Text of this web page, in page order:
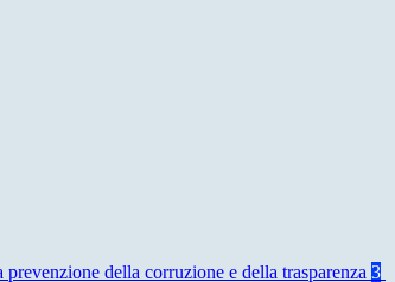
prevenzione della corruzione e della trasparenza 3